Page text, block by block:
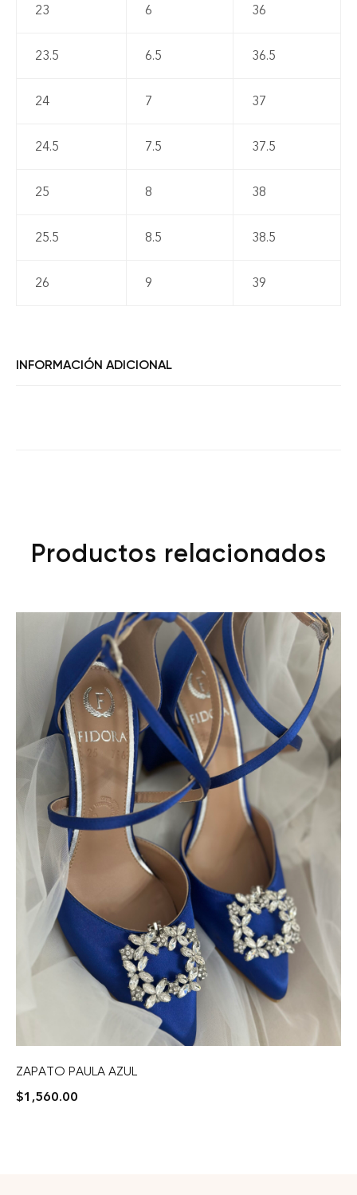
23 6 36
23.5 6.5 36.5
24 7 37
24.5 7.5 37.5
25 8 38
25.5 8.5 38.5
26 9 39
INFORMACIÓN ADICIONAL
Productos relacionados
ZAPATO PAULA AZUL
$1,560.00